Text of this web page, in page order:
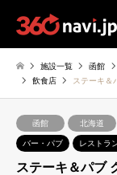
施設一覧 函館
飲食店
ステーキ＆
函館 北海道
バー・パブ レストラ
ステーキ＆パブ